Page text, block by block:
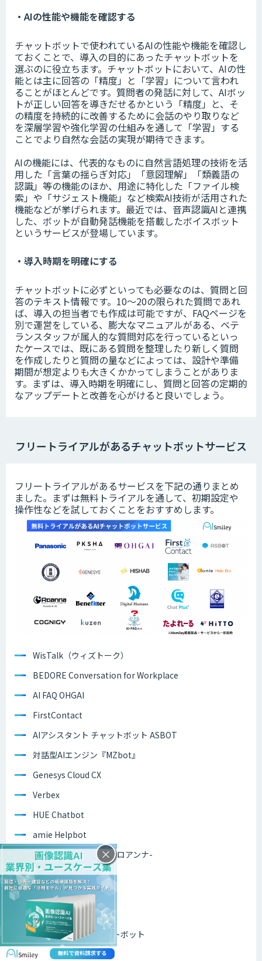
・AIの性能や機能を確認する
チャットボットで使われているAIの性能や機能を確認し
ておくことで、導入の目的にあったチャットボットを
選ぶのに役立ちます。チャットボットにおいて、AIの性
能とは主に回答の「精度」と「学習」について言われ
ることがほとんどです。質問者の発話に対して、AIボッ
トが正しい回答を導きだせるかという「精度」と、そ
の精度を持続的に改善するために会話のやり取りなど
を深層学習や強化学習の仕組みを通して「学習」する
ことでより自然な会話の実現が期待できます。
AIの機能には、代表的なものに自然言語処理の技術を活
用した「言葉の揺らぎ対応」「意図理解」「類義語の
認識」等の機能のほか、用途に特化した「ファイル検
索」や「サジェスト機能」など検索AI技術が活用された
機能などが挙げられます。最近では、音声認識AIと連携
した、ボットが自動発話機能を搭載したボイスボット
というサービスが登場しています。
・導入時期を明確にする
チャットボットに必ずといっても必要なのは、質問と回
答のテキスト情報です。10～20の限られた質問であれ
ば、導入の担当者でも作成は可能ですが、FAQページを
別で運営をしている、膨大なマニュアルがある、ベテ
ランスタッフが属人的な質問対応を行っているといっ
たケースでは、既にある質問を整理したり新しく質問
を作成したりと質問の量などによっては、設計や準備
期間が想定よりも大きくかかってしまうことがありま
す。まずは、導入時期を明確にし、質問と回答の定期的
なアップデートと改善を心がけると良いでしょう。
フリートライアルがあるチャットボットサービス
フリートライアルがあるサービスを下記の通りまとめ
ました。まずは無料トライアルを通して、初期設定や
操作性などを試しておくことをおすすめします。
WisTalk（ウィズトーク）
BEDORE Conversation for Workplace
AI FAQ OHGAI
FirstContact
AIアシスタント チャットボット ASBOT
対話型AIエンジン『MZbot』
Genesys Cloud CX
Verbex
HUE Chatbot
amie Helpbot
Assistant AI Roanna -ロアンナ-
Benefitter
デジタルヒューマン
チャットプラス
QuickSolutionチャットボット
cognigy
×